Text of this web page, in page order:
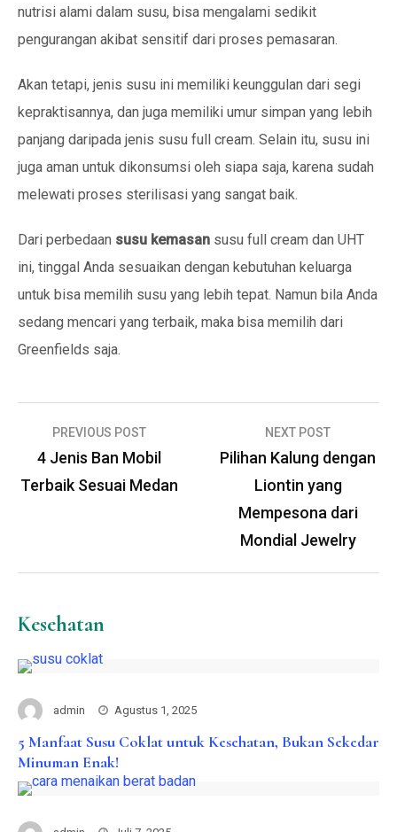
nutrisi alami dalam susu, bisa mengalami sedikit
pengurangan akibat sensitif dari proses pemasaran.
Akan tetapi, jenis susu ini memiliki keunggulan dari segi
kepraktisannya, dan juga memiliki umur simpan yang lebih
panjang daripada jenis susu full cream. Selain itu, susu ini
juga aman untuk dikonsumsi oleh siapa saja, karena sudah
melewati proses sterilisasi yang sangat baik.
Dari perbedaan susu kemasan susu full cream dan UHT
ini, tinggal Anda sesuaikan dengan kebutuhan keluarga
untuk bisa memilih susu yang lebih tepat. Namun bila Anda
sedang mencari yang terbaik, maka bisa memilih dari
Greenfields saja.
Navigasi
pos
PREVIOUS POST
4 Jenis Ban Mobil
Terbaik Sesuai Medan
NEXT POST
Pilihan Kalung dengan
Liontin yang
Mempesona dari
Mondial Jewelry
Kesehatan
admin Agustus 1, 2025
5 Manfaat Susu Coklat untuk Kesehatan, Bukan Sekedar
Minuman Enak!